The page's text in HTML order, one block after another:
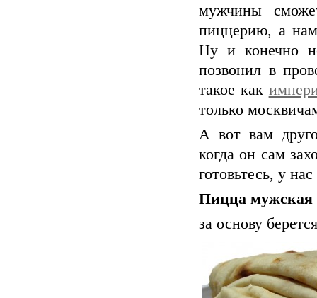
мужчины
пиццерию, а нам
Ну и конечно
позвонил в
такое как
только
А вот вам
когда он сам
готовьтесь, у
Пицца мужская
за основу